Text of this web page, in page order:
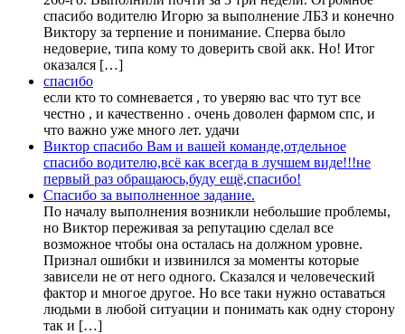
спасибо водителю Игорю за выполнение ЛБЗ и конечно
Виктору за терпение и понимание. Сперва было
недоверие, типа кому то доверить свой акк. Но! Итог
оказался […]
спасибо
если кто то сомневается , то уверяю вас что тут все
честно , и качественно . очень доволен фармом спс, и
что важно уже много лет. удачи
Виктор спасибо Вам и вашей команде,отдельное
спасибо водителю,всё как всегда в лучшем виде!!!не
первый раз обращаюсь,буду ещё,спасибо!
Спасибо за выполненное задание.
По началу выполнения возникли небольшие проблемы,
но Виктор переживая за репутацию сделал все
возможное чтобы она осталась на должном уровне.
Признал ошибки и извинился за моменты которые
зависели не от него одного. Сказался и человеческий
фактор и многое другое. Но все таки нужно оставаться
людьми в любой ситуации и понимать как одну сторону
так и […]